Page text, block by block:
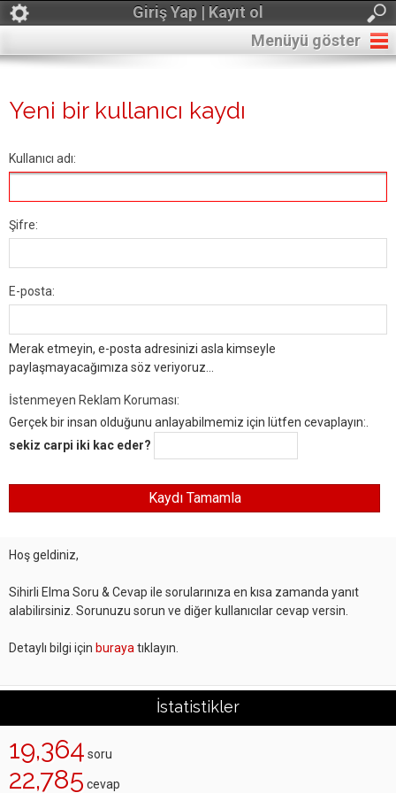
Giriş Yap | Kayıt ol
Menüyü göster
Yeni bir kullanıcı kaydı
Kullanıcı adı:
Şifre:
E-posta:
Merak etmeyin, e-posta adresinizi asla kimseyle
paylaşmayacağımıza söz veriyoruz...
İstenmeyen Reklam Koruması:
Gerçek bir insan olduğunu anlayabilmemiz için lütfen cevaplayın:.
sekiz carpi iki kac eder?
Hoş geldiniz,
Sihirli Elma Soru & Cevap ile sorularınıza en kısa zamanda yanıt
alabilirsiniz. Sorunuzu sorun ve diğer kullanıcılar cevap versin.
Detaylı bilgi için buraya tıklayın.
İstatistikler
19,364 soru
22,785 cevap